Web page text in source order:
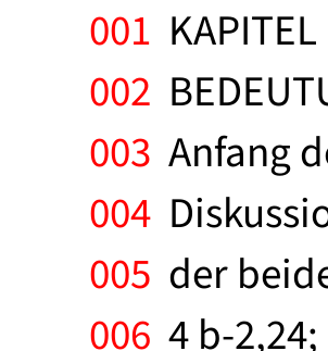
001
002
003 Anfang
004
005 der
006 4 b-